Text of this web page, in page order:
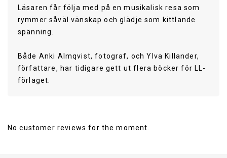
Läsaren får följa med på en musikalisk resa som
rymmer såväl vänskap och glädje som kittlande
spänning.
Både Anki Almqvist, fotograf, och Ylva Killander,
författare, har tidigare gett ut flera böcker för LL-
förlaget.
No customer reviews for the moment.